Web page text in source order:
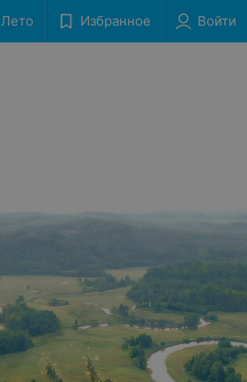
Лето Избранное Войти